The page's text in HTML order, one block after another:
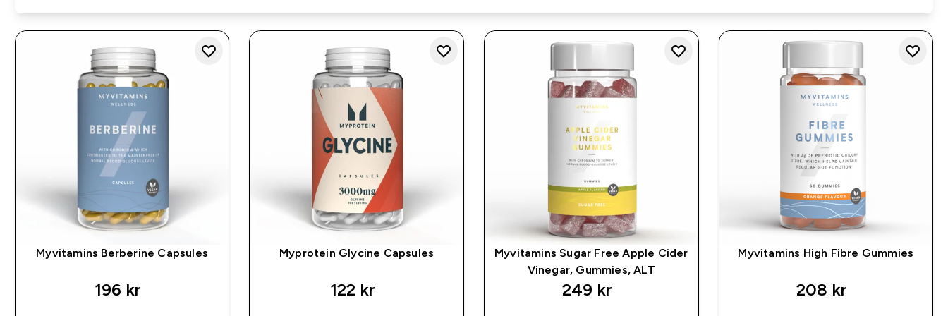
Myvitamins Berberine Capsules
196 kr‎
Myprotein Glycine Capsules
122 kr‎
Myvitamins Sugar Free Apple Cider
Vinegar, Gummies, ALT
249 kr‎
Myvitamins High Fibre Gummies
208 kr‎